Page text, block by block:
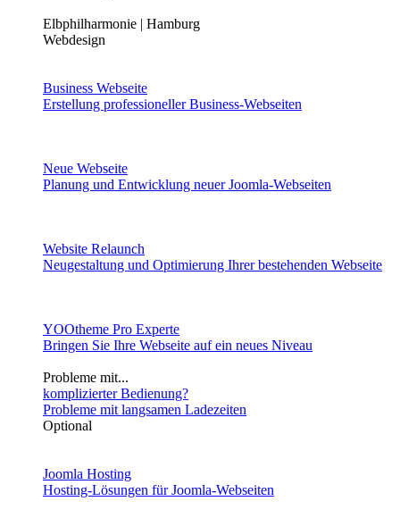
Elbphilharmonie | Hamburg
Webdesign
Business Webseite
Erstellung professioneller Business-Webseiten
Neue Webseite
Planung und Entwicklung neuer Joomla-Webseiten
Website Relaunch
Neugestaltung und Optimierung Ihrer bestehenden Webseite
YOOtheme Pro Experte
Bringen Sie Ihre Webseite auf ein neues Niveau
Probleme mit...
komplizierter Bedienung?
Probleme mit langsamen Ladezeiten
Optional
Joomla Hosting
Hosting-Lösungen für Joomla-Webseiten